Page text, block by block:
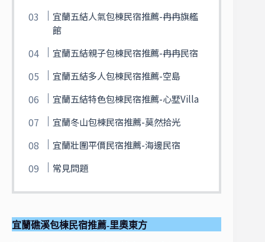
宜蘭五結人氣包棟民宿推薦-冉冉旗艦
館
宜蘭五結親子包棟民宿推薦-冉冉民宿
宜蘭五結多人包棟民宿推薦-空島
宜蘭五結特色包棟民宿推薦-心墅Villa
宜蘭冬山包棟民宿推薦-莫然拾光
宜蘭壯圍平價民宿推薦-海邊民宿
常見問題
宜蘭礁溪包棟民宿推薦-里奧東方